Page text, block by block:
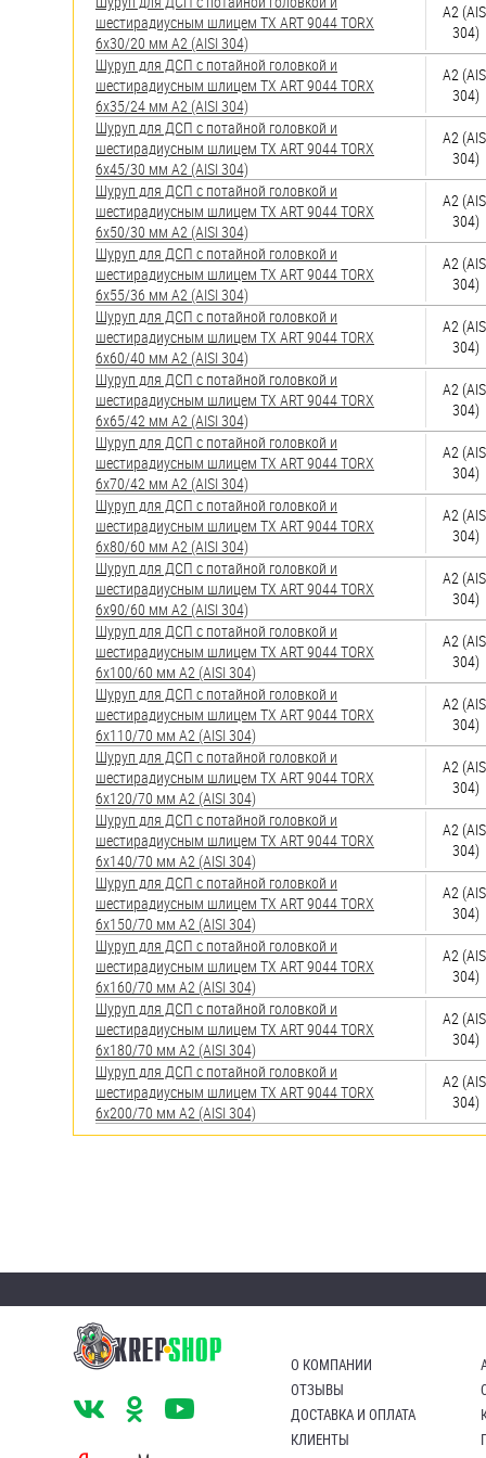
Пробки
Саморезы и шурупы
Стопорные кольца
Такелаж
Хомуты
Шайбы
Шпильки
Шплинты
Штифты и пальцы
шестирадиусным шлицем TX ART 9044 TORX
6х30/20 мм А2 (AISI 304)
А2
304)
Шуруп для ДСП с потайной головкой и
шестирадиусным шлицем TX ART 9044 TORX
6х35/24 мм А2 (AISI 304)
А2
304)
Шуруп для ДСП с потайной головкой и
шестирадиусным шлицем TX ART 9044 TORX
6х45/30 мм А2 (AISI 304)
А2
304)
Шуруп для ДСП с потайной головкой и
шестирадиусным шлицем TX ART 9044 TORX
6х50/30 мм А2 (AISI 304)
А2
304)
Шуруп для ДСП с потайной головкой и
шестирадиусным шлицем TX ART 9044 TORX
6х55/36 мм А2 (AISI 304)
А2
304)
Шуруп для ДСП с потайной головкой и
шестирадиусным шлицем TX ART 9044 TORX
6х60/40 мм А2 (AISI 304)
А2
304)
Шуруп для ДСП с потайной головкой и
шестирадиусным шлицем TX ART 9044 TORX
6х65/42 мм А2 (AISI 304)
А2
304)
Шуруп для ДСП с потайной головкой и
шестирадиусным шлицем TX ART 9044 TORX
6х70/42 мм А2 (AISI 304)
А2
304)
Шуруп для ДСП с потайной головкой и
шестирадиусным шлицем TX ART 9044 TORX
6х80/60 мм А2 (AISI 304)
А2
304)
Шуруп для ДСП с потайной головкой и
шестирадиусным шлицем TX ART 9044 TORX
6х90/60 мм А2 (AISI 304)
А2
304)
Шуруп для ДСП с потайной головкой и
шестирадиусным шлицем TX ART 9044 TORX
6х100/60 мм А2 (AISI 304)
А2
304)
Шуруп для ДСП с потайной головкой и
шестирадиусным шлицем TX ART 9044 TORX
6х110/70 мм А2 (AISI 304)
А2
304)
Шуруп для ДСП с потайной головкой и
шестирадиусным шлицем TX ART 9044 TORX
6х120/70 мм А2 (AISI 304)
А2
304)
Шуруп для ДСП с потайной головкой и
шестирадиусным шлицем TX ART 9044 TORX
6х140/70 мм А2 (AISI 304)
А2
304)
Шуруп для ДСП с потайной головкой и
шестирадиусным шлицем TX ART 9044 TORX
6х150/70 мм А2 (AISI 304)
А2
304)
Шуруп для ДСП с потайной головкой и
шестирадиусным шлицем TX ART 9044 TORX
6х160/70 мм А2 (AISI 304)
А2
304)
Шуруп для ДСП с потайной головкой и
шестирадиусным шлицем TX ART 9044 TORX
6х180/70 мм А2 (AISI 304)
А2
304)
Шуруп для ДСП с потайной головкой и
шестирадиусным шлицем TX ART 9044 TORX
6х200/70 мм А2 (AISI 304)
А2
304)
О КОМПАНИИ
ОТЗЫВЫ
ДОСТАВКА И ОПЛАТА
КЛИЕНТЫ